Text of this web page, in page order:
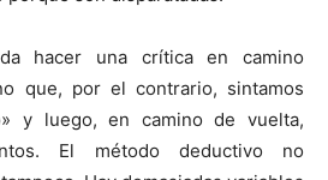
hacer una crítica en camino
que, por el contrario, sintamos
y luego, en camino de vuelta,
El método deductivo no